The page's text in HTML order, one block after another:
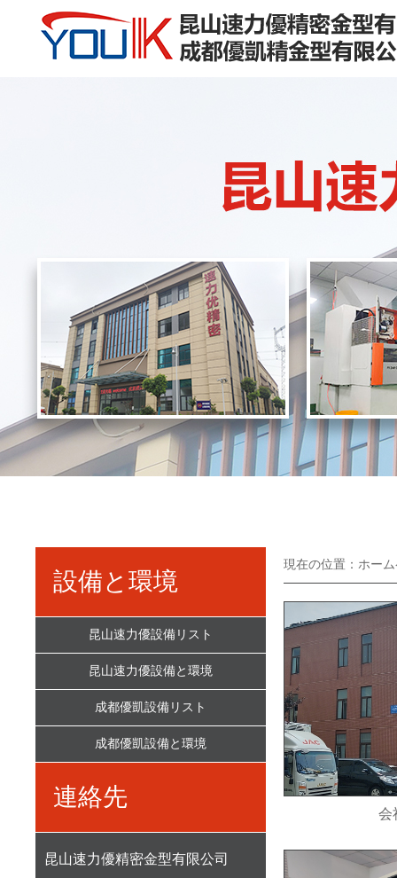
設備と環境
昆山速力優設備リスト
昆山速力優設備と環境
成都優凱設備リスト
成都優凱設備と環境
連絡先
昆山速力優精密金型有限公司
現在の位置： ホー
会